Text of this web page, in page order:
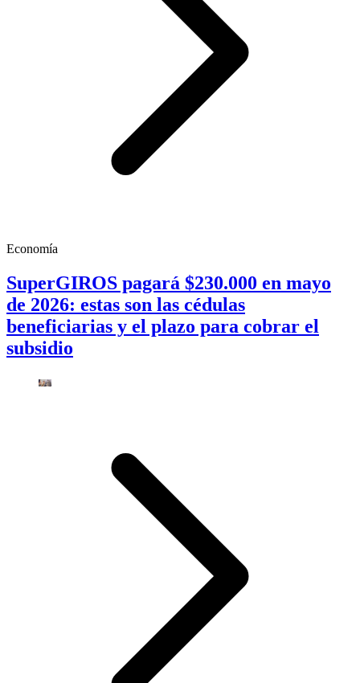
Economía
SuperGIROS pagará $230.000 en mayo
de 2026: estas son las cédulas
beneficiarias y el plazo para cobrar el
subsidio